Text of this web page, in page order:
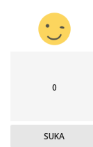
0
SUKA